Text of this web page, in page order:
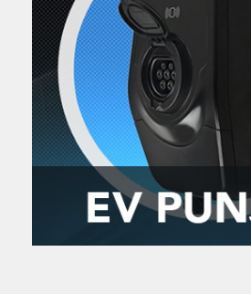
Impressum
Igor Kreč - UmPaDrum
Igor Kukec Brmbi
Slaven Gajdek
MTC - Moto Tour Croatia
Moto putopisi
Vikend vožnje
Zanimljivost
Najave i noviteti